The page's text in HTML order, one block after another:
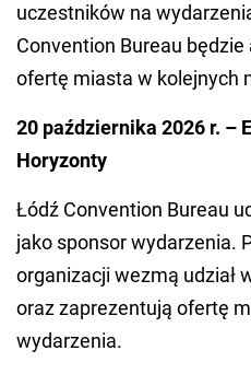
uczestników na
Convention Bureau
ofertę miasta w kolejnych
20 października 2026 r. –
Horyzonty
Łódź Convention Bureau
jako sponsor wydarzenia.
organizacji wezmą udział
oraz zaprezentują ofertę
wydarzenia.